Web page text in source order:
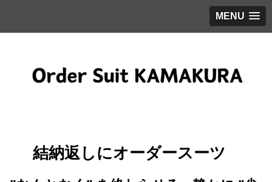
MENU
結納返しにオーダースーツ